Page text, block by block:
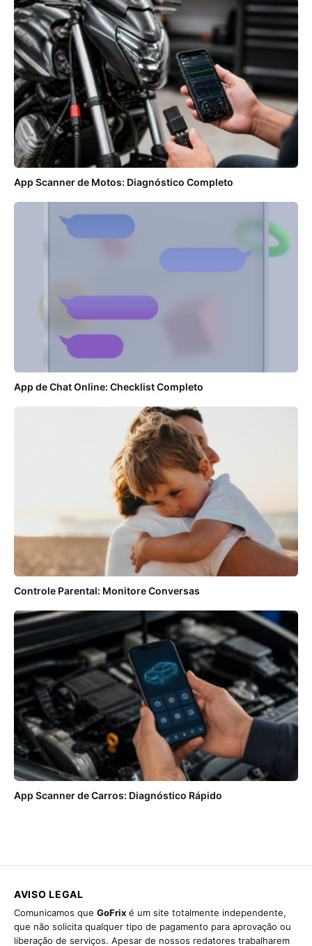
App Scanner de Motos: Diagnóstico Completo
App de Chat Online: Checklist Completo
Controle Parental: Monitore Conversas
App Scanner de Carros: Diagnóstico Rápido
AVISO LEGAL
Comunicamos que GoFrix é um site totalmente independente,
que não solicita qualquer tipo de pagamento para aprovação ou
liberação de serviços. Apesar de nossos redatores trabalharem